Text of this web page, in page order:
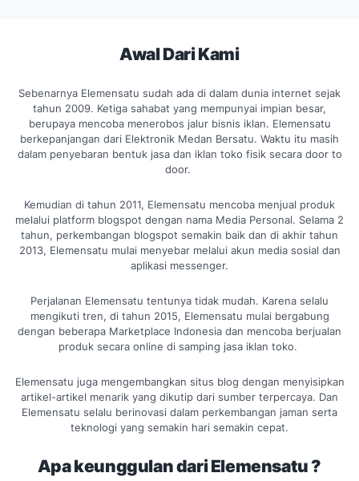
Awal Dari Kami
Sebenarnya Elemensatu sudah ada di dalam dunia internet sejak
tahun 2009. Ketiga sahabat yang mempunyai impian besar,
berupaya mencoba menerobos jalur bisnis iklan. Elemensatu
berkepanjangan dari Elektronik Medan Bersatu. Waktu itu masih
dalam penyebaran bentuk jasa dan iklan toko fisik secara door to
door.
Kemudian di tahun 2011, Elemensatu mencoba menjual produk
melalui platform blogspot dengan nama Media Personal. Selama 2
tahun, perkembangan blogspot semakin baik dan di akhir tahun
2013, Elemensatu mulai menyebar melalui akun media sosial dan
aplikasi messenger.
Perjalanan Elemensatu tentunya tidak mudah. Karena selalu
mengikuti tren, di tahun 2015, Elemensatu mulai bergabung
dengan beberapa Marketplace Indonesia dan mencoba berjualan
produk secara online di samping jasa iklan toko.
Elemensatu juga mengembangkan situs blog dengan menyisipkan
artikel-artikel menarik yang dikutip dari sumber terpercaya. Dan
Elemensatu selalu berinovasi dalam perkembangan jaman serta
teknologi yang semakin hari semakin cepat.
Apa keunggulan dari Elemensatu ?